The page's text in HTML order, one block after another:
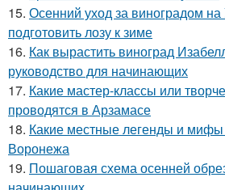
15. Осенний уход за виноградом на
подготовить лозу к зиме
16. Как вырастить виноград
руководство для начинающих
17. Какие мастер-классы или
проводятся в Арзамасе
18. Какие местные легенды и мифы
Воронежа
19. Пошаговая схема осенней